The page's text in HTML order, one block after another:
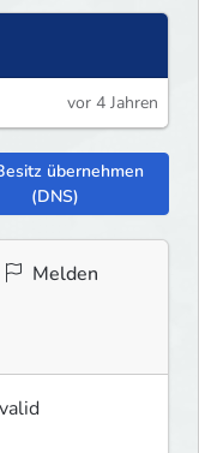
vor 4 Jahren
übernehmen
(DNS)
Melden